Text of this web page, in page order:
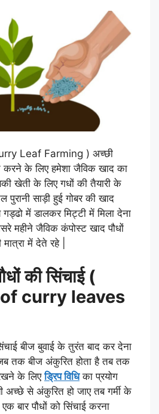
Leaf Farming ) अच्छी
करने के लिए हमेशा जैविक खाद का
खेती के लिए गधों की तैयारी के
साड़ी हुई गोबर की खाद
में डालकर मिट्टी में मिला देना
महीने जैविक कंपोस्ट खाद पौधों
में देते रहे |
की सिंचाई (
curry leaves
बीज बुवाई के तुरंत बाद कर देना
तक बीज अंकुरित होता है तब तक
के लिएड्रिप विधिका प्रयोग
अच्छे से अंकुरित हो जाए तब गर्मी के
बार पौधों को सिंचाई करना